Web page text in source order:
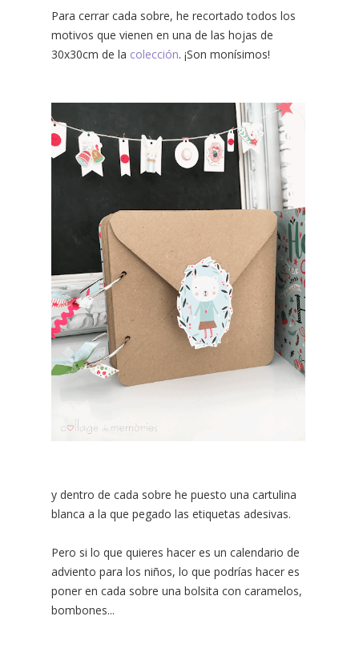
Para cerrar cada sobre, he recortado todos los
motivos que vienen en una de las hojas de
30x30cm de la colección. ¡Son monísimos!
y dentro de cada sobre he puesto una cartulina
blanca a la que pegado las etiquetas adesivas.
Pero si lo que quieres hacer es un calendario de
adviento para los niños, lo que podrías hacer es
poner en cada sobre una bolsita con caramelos,
bombones...